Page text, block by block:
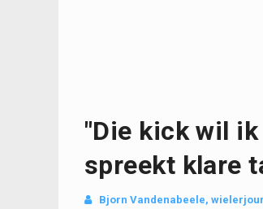
"Die kick wil
spreekt klare
Bjorn Vandenabeele,